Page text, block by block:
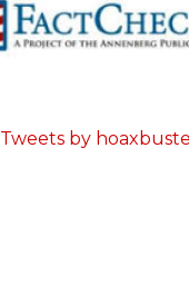
Tweets by